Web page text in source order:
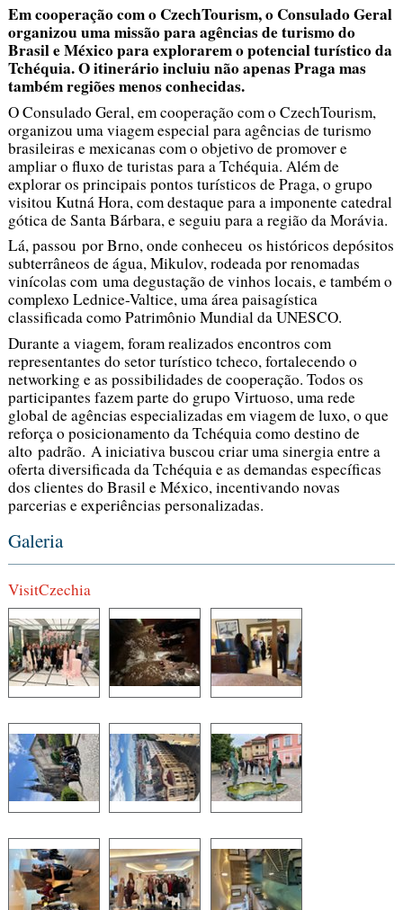
Em cooperação com o CzechTourism, o Consulado Geral
organizou uma missão para agências de turismo do
Brasil e México para explorarem o potencial turístico da
Tchéquia. O itinerário incluiu não apenas Praga mas
também regiões menos conhecidas.
O Consulado Geral, em cooperação com o CzechTourism,
organizou uma viagem especial para agências de turismo
brasileiras e mexicanas com o objetivo de promover e
ampliar o fluxo de turistas para a Tchéquia. Além de
explorar os principais pontos turísticos de Praga, o grupo
visitou Kutná Hora, com destaque para a imponente catedral
gótica de Santa Bárbara, e seguiu para a região da Morávia.
Lá, passou por Brno, onde conheceu os históricos depósitos
subterrâneos de água, Mikulov, rodeada por renomadas
vinícolas com uma degustação de vinhos locais, e também o
complexo Lednice-Valtice, uma área paisagística
classificada como Patrimônio Mundial da UNESCO.
Durante a viagem, foram realizados encontros com
representantes do setor turístico tcheco, fortalecendo o
networking e as possibilidades de cooperação. Todos os
participantes fazem parte do grupo Virtuoso, uma rede
global de agências especializadas em viagem de luxo, o que
reforça o posicionamento da Tchéquia como destino de
alto padrão. A iniciativa buscou criar uma sinergia entre a
oferta diversificada da Tchéquia e as demandas específicas
dos clientes do Brasil e México, incentivando novas
parcerias e experiências personalizadas.
Galeria
VisitCzechia